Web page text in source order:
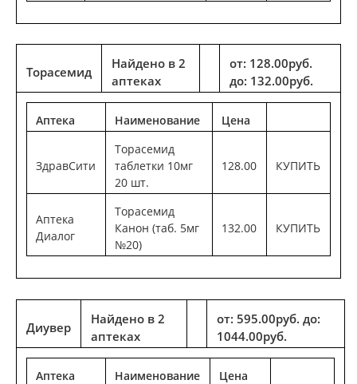
Торасемид
Найдено в 2
аптеках
от: 128.00руб.
до: 132.00руб.
Аптека Наименование Цена
ЗдравСити
Торасемид
таблетки 10мг
20 шт.
128.00 КУПИТЬ
Аптека
Диалог
Торасемид
Канон (таб. 5мг
№20)
132.00 КУПИТЬ
Диувер
Найдено в 2
аптеках
от: 595.00руб. до:
1044.00руб.
Аптека Наименование Цена